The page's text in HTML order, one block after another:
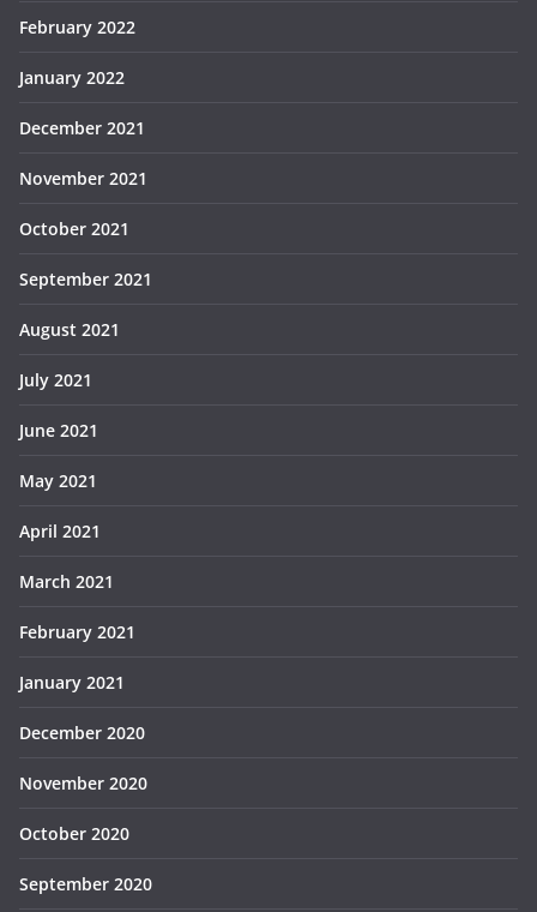
February 2022
January 2022
December 2021
November 2021
October 2021
September 2021
August 2021
July 2021
June 2021
May 2021
April 2021
March 2021
February 2021
January 2021
December 2020
November 2020
October 2020
September 2020